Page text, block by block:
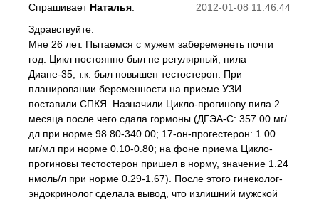
2012-01-08 11:46:44
Спрашивает Наталья:
Здравствуйте.
Мне 26 лет. Пытаемся с мужем забеременеть почти
год. Цикл постоянно был не регулярный, пила
Диане-35, т.к. был повышен тестостерон. При
планировании беременности на приеме УЗИ
поставили СПКЯ. Назначили Цикло-прогинову пила 2
месяца после чего сдала гормоны (ДГЭА-С: 357.00 мг/
дл при норме 98.80-340.00; 17-он-прогестерон: 1.00
мг/мл при норме 0.10-0.80; на фоне приема Цикло-
прогиновы тестостерон пришел в норму, значение 1.24
нмоль/л при норме 0.29-1.67). После этого гинеколог-
эндокринолог сделала вывод, что излишний мужской